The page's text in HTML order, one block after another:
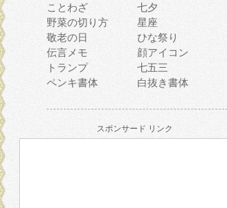
ことわざ
七夕
野菜の切り方
星座
敬老の日
ひな祭り
伝言メモ
顔アイコン
トランプ
七五三
ペンキ書体
白抜き書体
スポンサード リンク